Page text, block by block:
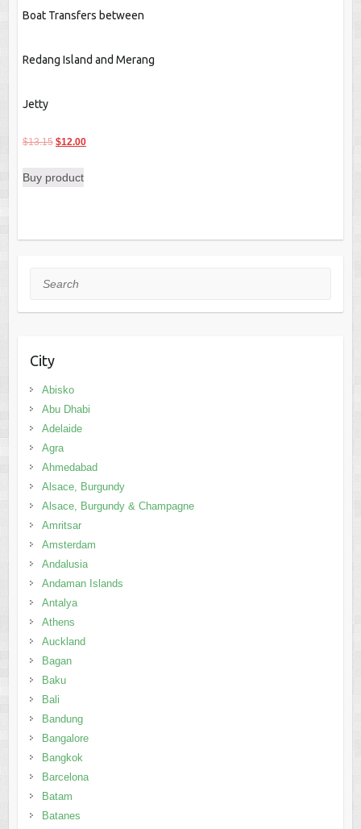
Boat Transfers between
Redang Island and Merang
Jetty
$13.15 Original
was:
$12.00Current
Buy product
Search
City
Abisko
Abu Dhabi
Adelaide
Agra
Ahmedabad
Alsace, Burgundy
Alsace, Burgundy & Champagne
Amritsar
Amsterdam
Andalusia
Andaman Islands
Antalya
Athens
Auckland
Bagan
Baku
Bali
Bandung
Bangalore
Bangkok
Barcelona
Batam
Batanes